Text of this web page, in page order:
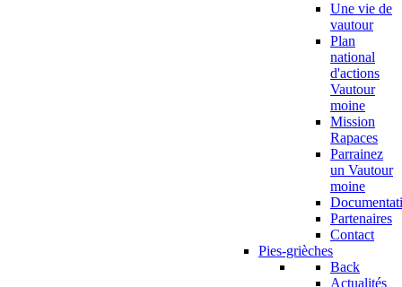
Une vie de
vautour
Plan
national
d'actions
Vautour
moine
Mission
Rapaces
Parrainez
un Vautour
moine
Partenaires
Contact
Pies-grièches
Back
Actualités